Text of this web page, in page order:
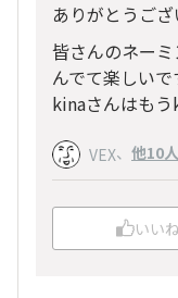
ありがとうご
皆さんのネー
んでて楽しい
kinaさんはも
VEX、 他10人
いいね